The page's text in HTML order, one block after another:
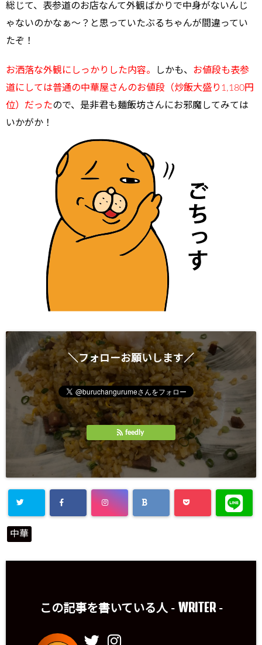
総じて、表参道のお店なんて外観ばかりで中身がないんじ
ゃないのかなぁ～？と思っていたぶるちゃんが間違ってい
たぞ！
お洒落な外観にしっかりした内容。 しかも、 お値段も表参
道にしては普通の中華屋さんのお値段（炒飯大盛り1,180円
位）だったので、是非君も麺飯坊さんにお邪魔してみては
いかがか！
＼フォローお願いします／
feedly
中華
この記事を書いている人 - WRITER-